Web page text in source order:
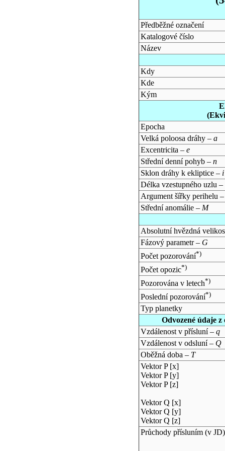
Předběžné označení
Katalogové číslo
Název
Kdy
Kde
Kým
Epocha
Velká poloosa dráhy – a
Excentricita – e
Střední denní pohyb – n
Sklon dráhy k ekliptice – i
Délka vzestupného uzlu –
Argument šířky perihelu
Střední anomálie – M
Absolutní hvězdná
Fázový parametr – G
Počet pozorování*)
Počet opozic*)
Pozorována v letech*)
Poslední pozorování*)
Typ planetky
Odvozené údaje
Vzdálenost v přísluní – q
Vzdálenost v odsluní – Q
Oběžná doba – T
Vektor P [x]
Vektor P [y]
Vektor P [z]
Vektor Q [x]
Vektor Q [y]
Vektor Q [z]
Průchody přísluním (v JD)